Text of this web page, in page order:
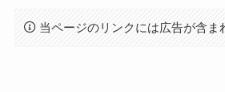
当ページのリンクには広告が含ま